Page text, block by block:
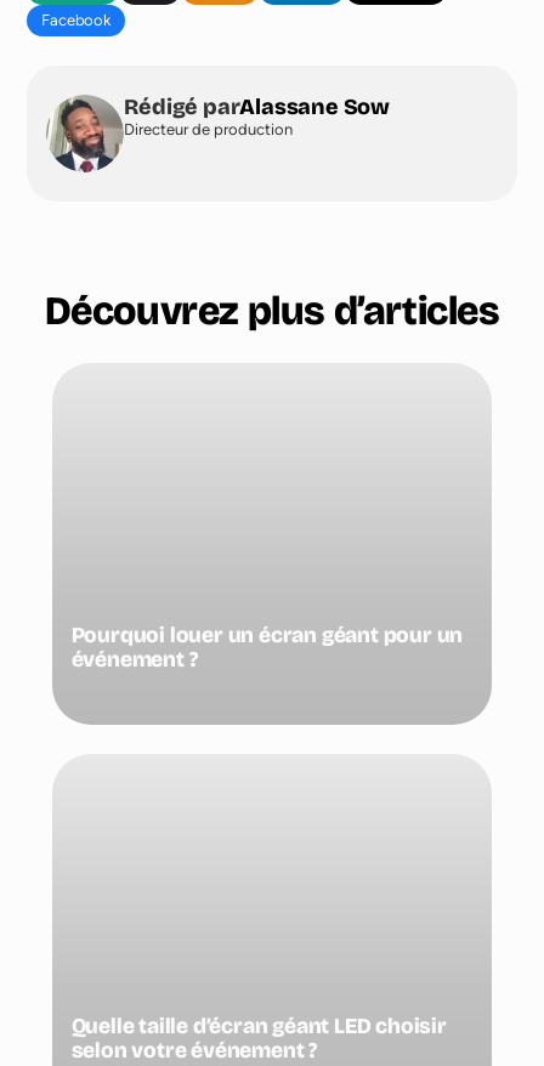
Facebook
Rédigé parAlassane Sow
Directeur de production
Découvrez plus d’articles
Pourquoi louer un écran géant pour un
événement ?
Quelle taille d’écran géant LED choisir
selon votre événement ?